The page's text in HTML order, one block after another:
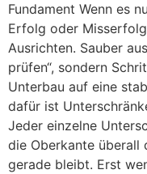
Fundament Wenn es
Erfolg oder
Ausrichten. Sauber
prüfen“, sondern
Unterbau auf eine
dafür ist
Jeder einzelne
die Oberkante überall
gerade bleibt. Erst